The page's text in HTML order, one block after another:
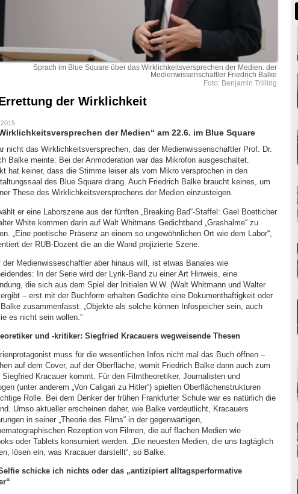
Sprach im Blue Square über das Wirklichkeitsversprechen der Medien: der
Medienwissenschaftler Friedrich Balke
Foto: Benjamin Trilling
der Wirklichkeit
der Medien“ am 22.6. im Blue Square
nicht das Wirklichkeitsversprechen, das der Medienwissenschaftler Prof. Dr.
Balke meinte: Bei der Anmoderation war das Mikrofon ausgeschaltet.
hat keiner, dass die Stimme leiser als vom Mikro versprochen in den
des Blue Square drang. Auch Friedrich Balke braucht keines, um
These des Wirklichkeitsversprechens der Medien einzusteigen.
er eine Laborszene aus der fünften „Breaking Bad“-Staffel: Gael Boetticher
White kommen darin auf Walt Whitmans Gedichtband „Grashalme“ zu
„Eine poetische Präsenz an einem so ungewöhnlichen Ort wie dem Labor“,
der RUB-Dozent die an die Wand projizierte Szene.
der Medienwisseschaftler aber hinaus will, ist etwas Banales wie
In der Serie wird der Lyrik-Band zu einer Art Hinweis, eine
die sich aus dem Spiel der Initialen W.W. (Walt Whitmann und Walter
– erst mit der Buchform erhalten Gedichte eine Dokumenthaftigkeit oder
zusammenfasst: „Objekte als solche können Infospeicher sein, auch
es nicht sein wollen.”
und -kritiker: Siegfried Kracauers wegweisende Thesen
muss für die wesentlichen Infos nicht mal das Buch öffnen –
auf dem Cover, auf der Oberfläche, womit Friedrich Balke dann auch zum
Siegfried Kracauer kommt. Für den Filmtheoretiker, Journalisten und
(unter anderem „Von Caligari zu Hitler“) spielten Oberflächenstrukturen
Rolle. Bei dem Denker der frühen Frankfurter Schule war es natürlich die
Umso aktueller erscheinen daher, wie Balke verdeutlicht, Kracauers
in seiner „Theorie des Films“ in der gegenwärtigen,
Rezeption von Filmen, die auf flachen Medien wie
oder Tablets konsumiert werden. „Die neuesten Medien, die uns tagtäglich
lösen ein, was Kracauer darstellt“, so Balke.
schicke ich nichts oder das „antizipiert alltagsperformative